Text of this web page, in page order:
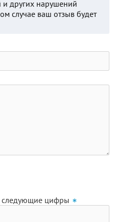
других нарушений
случае ваш отзыв будет
следующие цифры